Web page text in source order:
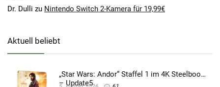
Dr. Dulli zu Nintendo Switch 2-Kamera für 19,99€
Aktuell beliebt
„Star Wars: Andor“ Staffel 1 im 4K Steelbook
– Update5